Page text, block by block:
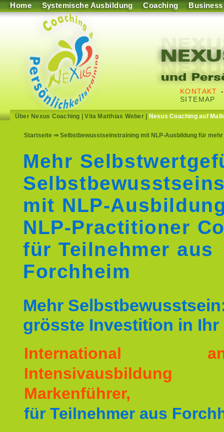
Home Systemische Ausbildung Coaching Business
KONTAKT
SITEMAP
Über Nexus Coaching |Vita Matthias Weber| Nexus Coaching auf
Startseite ⇒ Selbstbewusstseinstraining mit NLP-Ausbildung für
Mehr
mit NLP-
NLP-Practitioner
für Teilnehmer aus
Forchheim
Mehr
grösste Investition in Ihr
International
Markenführer,
für Teilnehmer aus